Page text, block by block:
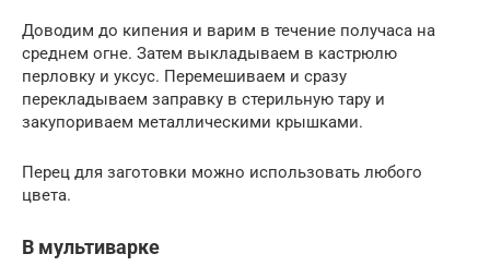
Доводим до кипения и варим в течение получаса на
среднем огне. Затем выкладываем в кастрюлю
перловку и уксус. Перемешиваем и сразу
перекладываем заправку в стерильную тару и
закупориваем металлическими крышками.
Перец для заготовки можно использовать любого
цвета.
В мультиварке